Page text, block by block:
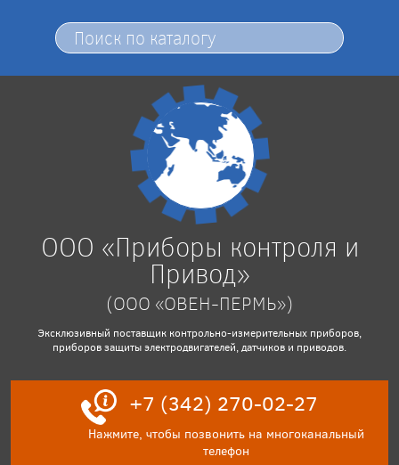
ООО «Приборы контроля и
Привод»
(ООО «ОВЕН-ПЕРМЬ»)
Эксклюзивный поставщик контрольно-измерительных приборов,
приборов защиты электродвигателей, датчиков и приводов.
+7 (342) 270-02-27
Нажмите, чтобы позвонить на многоканальный
телефон